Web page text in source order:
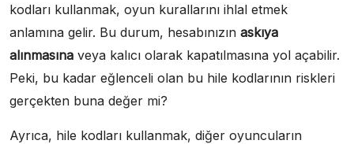
kodları kullanmak, oyun kurallarını ihlal etmek
anlamına gelir. Bu durum, hesabınızın askıya
alınmasına veya kalıcı olarak kapatılmasına yol açabilir.
Peki, bu kadar eğlenceli olan bu hile kodlarının riskleri
gerçekten buna değer mi?
Ayrıca, hile kodları kullanmak, diğer oyuncuların